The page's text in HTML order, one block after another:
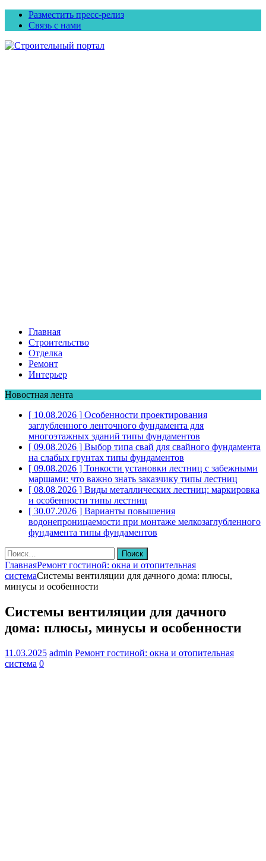
Разместить пресс-релиз
Связь с нами
Главная
Строительство
Отделка
Ремонт
Интерьер
Новостная лента
[ 10.08.2026 ] Особенности проектирования
заглубленного ленточного фундамента для
многоэтажных зданий типы фундаментов
[ 09.08.2026 ] Выбор типа свай для свайного фундамента
на слабых грунтах типы фундаментов
[ 09.08.2026 ] Тонкости установки лестниц с забежными
маршами: что важно знать заказчику типы лестниц
[ 08.08.2026 ] Виды металлических лестниц: маркировка
и особенности типы лестниц
[ 30.07.2026 ] Варианты повышения
водонепроницаемости при монтаже мелкозаглубленного
фундамента типы фундаментов
Найти:
ГлавнаяРемонт гостиной: окна и отопительная
системаСистемы вентиляции для дачного дома: плюсы,
минусы и особенности
Системы вентиляции для дачного
дома: плюсы, минусы и особенности
11.03.2025 admin Ремонт гостиной: окна и отопительная
система 0